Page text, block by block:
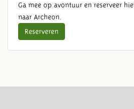
Ga mee op avontuur en reserveer
naar Archeon.
Reserveren